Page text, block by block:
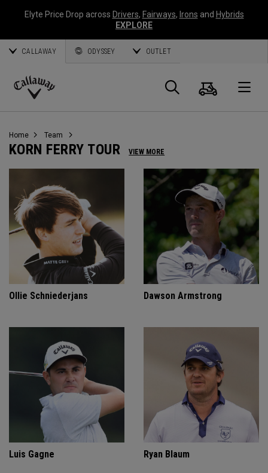
Elyte Price Drop across Drivers, Fairways, Irons and Hybrids
EXPLORE
CALLAWAY ODYSSEY OUTLET
Callaway
Suche
Home Team
KORN FERRY TOUR VIEW MORE
Ollie Schniederjans Dawson Armstrong
Luis Gagne Ryan Blaum